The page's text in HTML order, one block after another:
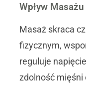
Wpływ
Masaż skraca
fizycznym,
reguluje
zdolność mięśni